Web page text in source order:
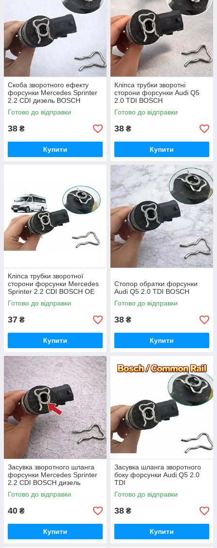
Скоба зворотного ефекту
форсунки Mercedes Sprinter
2.2 CDI дизель BOSCH
система Common Rail
Готово до відправки
38 ₴
Купити
Кліпса трубки зворотні
сторони форсунки Audi Q5
2.0 TDI BOSCH
Готово до відправки
38 ₴
Купити
Кліпса трубки зворотної
сторони форсунки Mercedes
Sprinter 2.2 CDI BOSCH OE
F00VC22003
Готово до відправки
37 ₴
Купити
Стопор обратки форсунки
Audi Q5 2.0 TDI BOSCH
Готово до відправки
38 ₴
Купити
Засувка зворотного шланга
форсунки Mercedes Sprinter
2.2 CDI BOSCH дизель
Готово до відправки
40 ₴
Купити
Засувка шланга зворотного
боку форсунки Audi Q5 2.0
TDI
Готово до відправки
38 ₴
Купити